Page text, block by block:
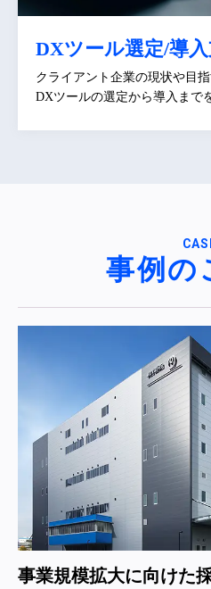
DXツール選定/導
クライアント企業の現状や目
DXツールの選定から導入まで
事例の
事業規模拡大に向けた